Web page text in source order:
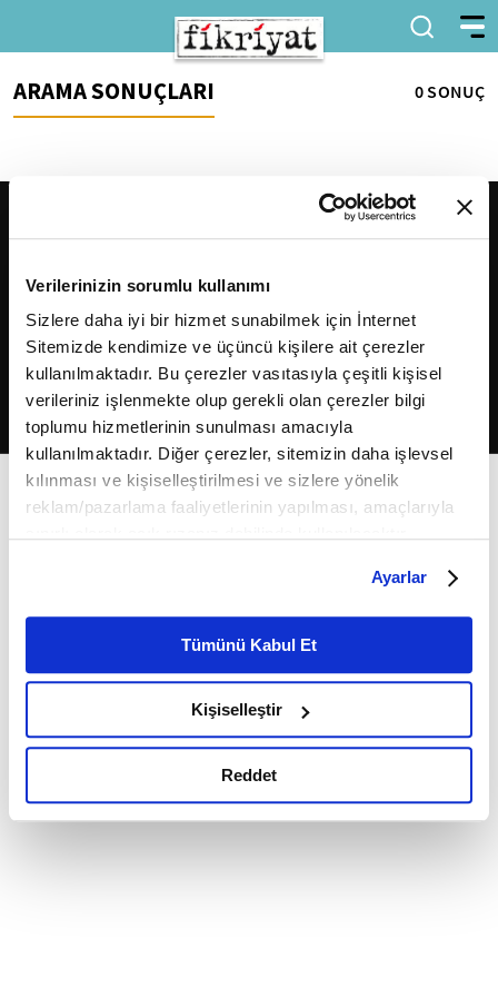
Verilerinizin sorumlu kullanımı
Sizlere daha iyi bir hizmet sunabilmek için İnternet
Sitemizde kendimize ve üçüncü kişilere ait çerezler
kullanılmaktadır. Bu çerezler vasıtasıyla çeşitli kişisel
verileriniz işlenmekte olup gerekli olan çerezler bilgi
toplumu hizmetlerinin sunulması amacıyla
kullanılmaktadır. Diğer çerezler, sitemizin daha işlevsel
kılınması ve kişiselleştirilmesi ve sizlere yönelik
reklam/pazarlama faaliyetlerinin yapılması, amaçlarıyla
belirleyebilirsiniz. Çerezlere ilişkin detaylı bilgi için
Ayarlar butonuna tıklayabilir,Çerez Bilgilendirme
Metnimizi ziyaret edebilirsiniz.
6698 sayılı Kişisel Verilerin Korunması Kanunu uyarınca
okumak ve sitemizi ziyaretiniz kapsamında
gerçekleştirilen veri işleme faaliyetleri ile ilgili daha
detaylı bilgi almak için lütfentıklayınız.
Ayarlar
Tümünü Kabul Et
Kişiselleştir
Reddet
ARAMA SONUÇLARI 0 SONUÇ
2026Fikriyat. Tüm hakları saklıdır.